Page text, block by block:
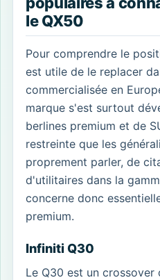
le QX50
Pour comprendre le
est utile de le replacer
commercialisée en
marque s'est surtout
berlines premium et de
restreinte que les
proprement parler, de
d'utilitaires dans la
concerne donc
premium.
Infiniti Q30
Le Q30 est un crossover